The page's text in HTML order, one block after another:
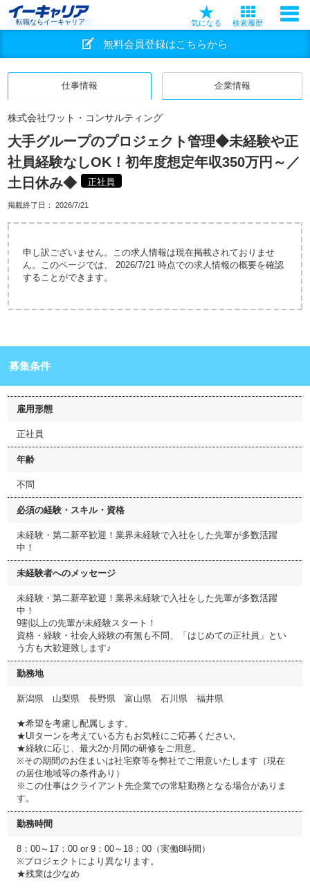
転職ならイーキャリア 気になる 検索履歴
無料会員登録はこちらから
仕事情報 企業情報
株式会社ワット・コンサルティング
大手グループのプロジェクト管理◆未経験や正
社員経験なしOK！初年度想定年収350万円～／
土日休み◆
正社員
掲載終了日： 2026/7/21
申し訳ございません。この求人情報は現在掲載されておりませ
ん。このページでは、 2026/7/21 時点での求人情報の概要を確認
することができます。
募集条件
雇用形態
正社員
年齢
不問
必須の経験・スキル・資格
未経験・第二新卒歓迎！業界未経験で入社をした先輩が多数活躍
中！
未経験者へのメッセージ
未経験・第二新卒歓迎！業界未経験で入社をした先輩が多数活躍
中！
9割以上の先輩が未経験スタート！
資格・経験・社会人経験の有無も不問、「はじめての正社員」とい
う方も大歓迎致します♪
勤務地
新潟県 山梨県 長野県 富山県 石川県 福井県
★希望を考慮し配属します。
★UIターンを考えている方もお気軽にご応募ください。
★経験に応じ、最大2か月間の研修をご用意。
※その期間のお住まいは社宅寮等を弊社でご用意いたします（現在
の居住地域等の条件あり）
※この仕事はクライアント先企業での常駐勤務となる場合がありま
す。
勤務時間
8：00～17：00 or 9：00～18：00（実働8時間）
※プロジェクトにより異なります。
★残業は少なめ